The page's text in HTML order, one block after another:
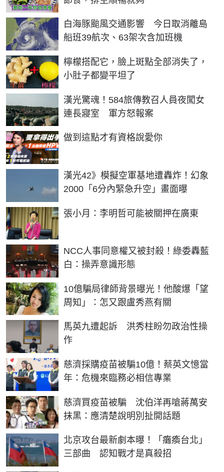
白海豚颱風交通影響 今日取消離島
船班39航次、63架次含加班機
檸檬搭配它，臉上斑點全部消失了，
小肚子都變平坦了
PR
漢光驚魂！584旅傳教召人員夜闖女
連長寢室 軍方怒報案
做到這點才有資格說愛你
PR
漢光42》模擬空軍基地遭轟炸！幻象
2000「6分內緊急升空」畫面曝
張小月：李明哲可能被關押在廣東
NCC人事同意權又被封殺！綠委轟藍
白：操弄意識形態
10億騙局律師背景曝光！他酸爆「望
周知」：怎又跟盧秀燕有關
馬英九遭起訴 洪秀柱盼勿政治性操
作
慈濟採購疫苗被騙10億！蔡英文憶當
年：危機來臨務必相信專業
慈濟買疫苗被騙 沈伯洋再嗆蔣萬安
抹黑：應清楚說明別扯開話題
北京攻台最新劇本曝！「癱瘓台北」
三部曲 認知戰才是真殺招